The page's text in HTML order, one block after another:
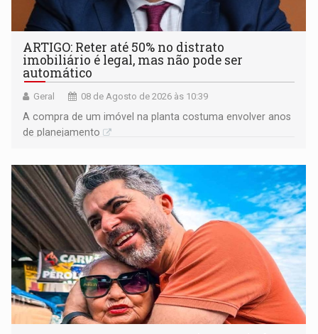
ARTIGO: Reter até 50% no distrato
imobiliário é legal, mas não pode ser
automático
Geral 08 de Agosto de 2026 às 10:39
A compra de um imóvel na planta costuma envolver anos
de planejamento